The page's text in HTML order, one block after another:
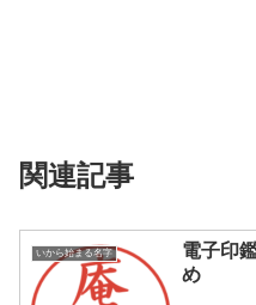
関連記事
いから始まる名字
電子印
め